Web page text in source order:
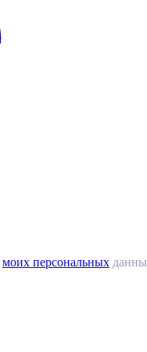
моих персональных